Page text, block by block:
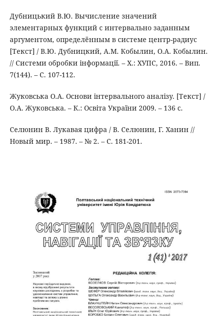
Дубницький В.Ю. Вычисление значений
элементарных функций с интервально заданным
аргументом, определённым в системе центр-радиус
[Текст] / В.Ю. Дубницкий, А.М. Кобылин, О.А. Кобылин.
// Системи обробки інформації. – Х.: ХУПС, 2016. – Вип.
7(144). – С. 107-112.
Жуковська О.А. Основи інтервального аналізу. [Текст] /
О.А. Жуковська. – К.: Освіта України 2009. – 136 с.
Селюнин В. Лукавая цифра / В. Селюнин, Г. Ханин //
Новый мир. – 1987. – № 2. – С. 181-201.